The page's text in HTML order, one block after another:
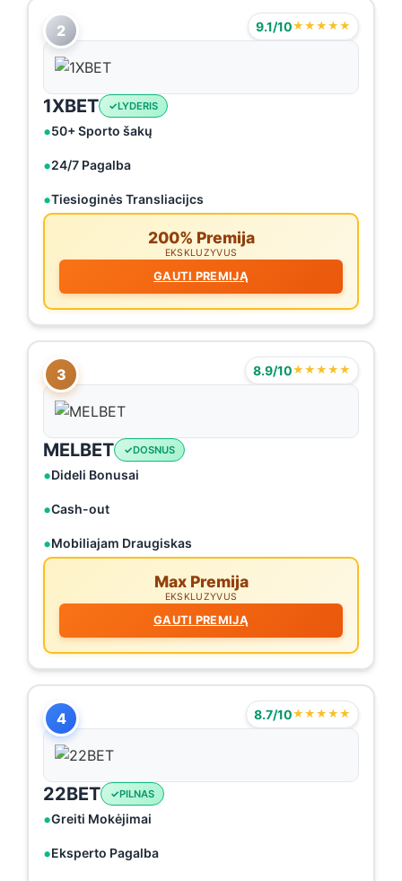
2 9.1/10★★★★★
1XBET LYDERIS
50+ Sporto šakų
24/7 Pagalba
Tiesioginės Transliacijcs
200% Premija
EKSKLUZYVUS
GAUTI PREMIJĄ
3 8.9/10★★★★★
MELBET DOSNUS
Dideli Bonusai
Cash-out
Mobiliajam Draugiskas
Max Premija
EKSKLUZYVUS
GAUTI PREMIJĄ
4 8.7/10★★★★★
22BET PILNAS
Greiti Mokėjimai
Eksperto Pagalba